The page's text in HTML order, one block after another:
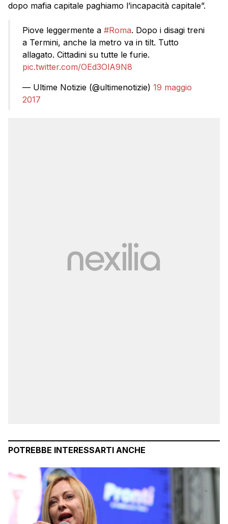
dopo mafia capitale paghiamo l’incapacità capitale”.
Piove leggermente a #Roma. Dopo i disagi treni
a Termini, anche la metro va in tilt. Tutto
allagato. Cittadini su tutte le furie.
pic.twitter.com/OEd3OlA9N8
— Ultime Notizie (@ultimenotizie) 19 maggio
2017
POTREBBE INTERESSARTI ANCHE